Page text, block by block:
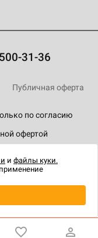
31-36
по согласию
офертой
Публичная оферта
и файлы куки.